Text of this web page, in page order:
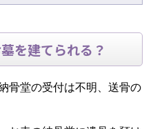
を建てられる？
骨堂の受付は不明、送骨の